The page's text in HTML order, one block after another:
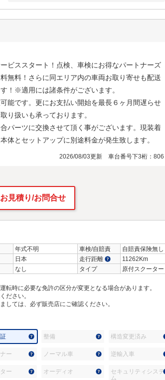
ビススタート！点検、車検にお得なパートナーズ
無料！さらに同エリア内の車両お取り寄せも配送
！※適用には諸条件がございます。
能です。更にお支払い開始を最長６ヶ月間遅らせ
り扱いも承っております。
パーツに交換させて頂く事がございます。現装着
とセットアップに別途料金が発生致します。
2026/08/03更新 車台番号下3桁：806
お見積り/お問合せ
年式不明 車検/自賠責
自賠責保険無し
日本 走行距離
11262Km
なし タイプ 原付スクーター
時に必要な免許の区分が変更となる場合があります。
ださい。
ては、必ず販売店にご確認ください。
整備 構造変更済み
ー ノーマル車 逆輸入車
ー オーディオ
セキュリティシステ
ム